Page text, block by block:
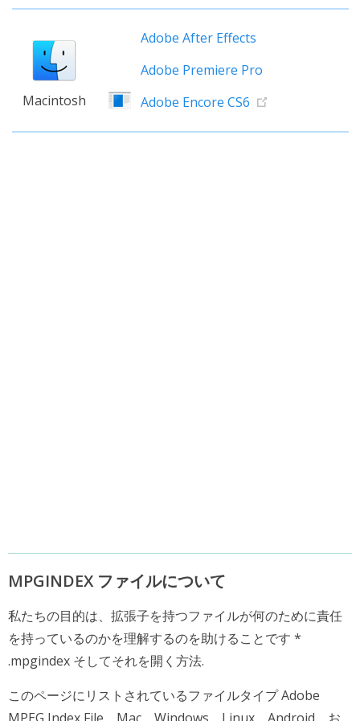
Macintosh
Adobe After Effects
Adobe Premiere Pro
Adobe Encore CS6
MPGINDEX ファイルについて
私たちの目的は、拡張子を持つファイルが何のために責任
を持っているのかを理解するのを助けることです *
.mpgindex そしてそれを開く方法.
このページにリストされているファイルタイプ Adobe